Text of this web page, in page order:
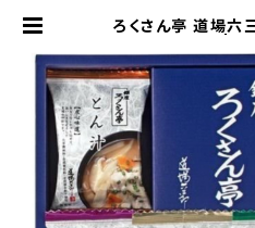
ろくさん亭 道場六